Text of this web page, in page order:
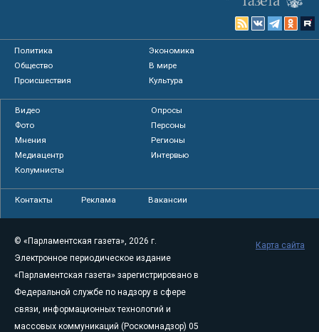
Политика
Экономика
Общество
В мире
Происшествия
Культура
Видео
Опросы
Фото
Персоны
Мнения
Регионы
Медиацентр
Интервью
Колумнисты
Контакты Реклама Вакансии
© «Парламентская газета», 2026 г.
Электронное периодическое издание
«Парламентская газета» зарегистрировано в
Федеральной службе по надзору в сфере
связи, информационных технологий и
массовых коммуникаций (Роскомнадзор) 05
Карта сайта